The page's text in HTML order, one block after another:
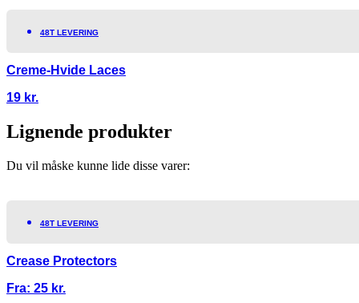
48T LEVERING
Creme-Hvide Laces
19 kr.
Lignende produkter
Du vil måske kunne lide disse varer:
48T LEVERING
Crease Protectors
Fra: 25 kr.